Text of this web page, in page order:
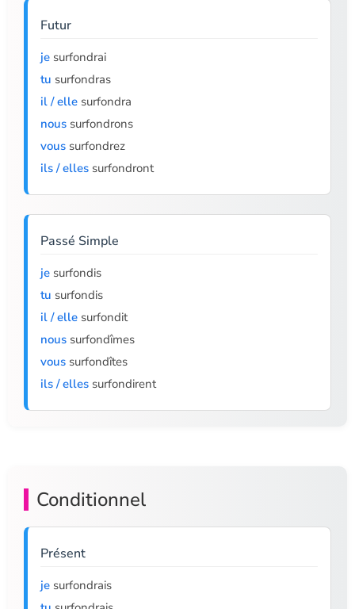
Futur
je surfondrai
tu surfondras
il / elle surfondra
nous surfondrons
vous surfondrez
ils / elles surfondront
Passé Simple
je surfondis
tu surfondis
il / elle surfondit
nous surfondîmes
vous surfondîtes
ils / elles surfondirent
Conditionnel
Présent
je surfondrais